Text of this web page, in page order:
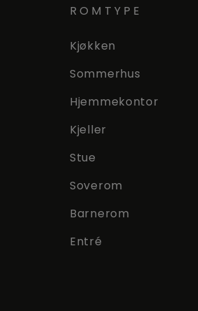
ROMTYPE
Kjøkken
Sommerhus
Hjemmekontor
Kjeller
Stue
Soverom
Barnerom
Entré